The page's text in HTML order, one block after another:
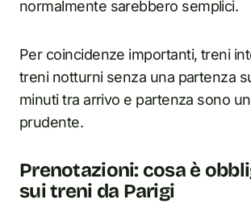
normalmente sarebbero semplici.
Per coincidenze importanti, treni
treni notturni senza una partenza
minuti tra arrivo e partenza sono
prudente.
Prenotazioni: cosa è
sui treni da Parigi